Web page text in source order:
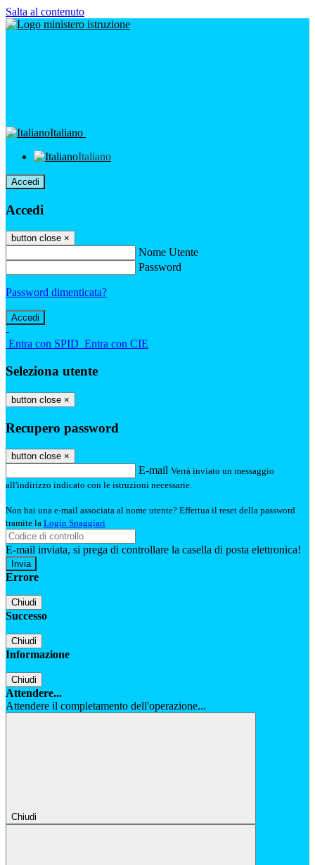
Salta al contenuto
Italiano
Italiano
Accedi
Accedi
button close ×
Nome Utente
Password
Password dimenticata?
-
Entra con SPID Entra con CIE
Seleziona utente
button close ×
Recupero password
button close ×
E-mail Verrà inviato un messaggio
all'indirizzo indicato con le istruzioni necessarie.
Non hai una e-mail associata al nome utente? Effettua il reset della password
tramite la Login Spaggiari
E-mail inviata, si prega di controllare la casella di posta elettronica!
Errore
Chiudi
Successo
Chiudi
Informazione
Chiudi
Attendere...
Attendere il completamento dell'operazione...
Chiudi